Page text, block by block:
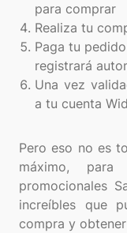
para comprar
Realiza tu
Paga tu
registrará
Una vez
a tu cuenta
Pero eso no es
máximo,
promocionales
increíbles que